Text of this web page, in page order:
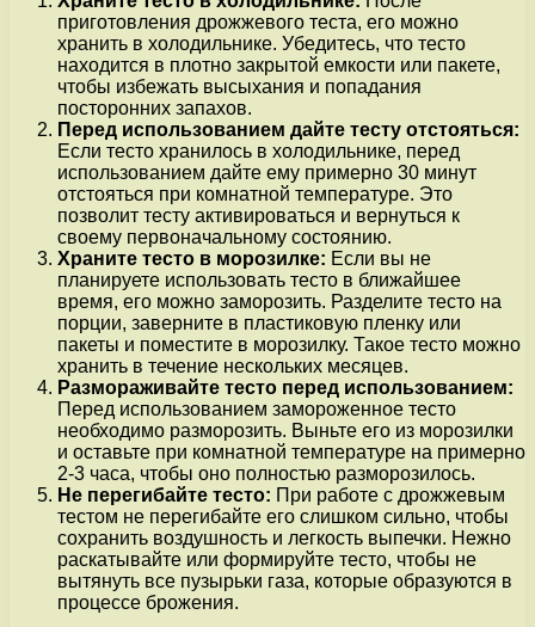
приготовления дрожжевого теста, его можно
хранить в холодильнике. Убедитесь, что тесто
находится в плотно закрытой емкости или пакете,
чтобы избежать высыхания и попадания
посторонних запахов.
Перед использованием дайте тесту отстояться:
Если тесто хранилось в холодильнике, перед
использованием дайте ему примерно 30 минут
отстояться при комнатной температуре. Это
позволит тесту активироваться и вернуться к
своему первоначальному состоянию.
Храните тесто в морозилке: Если вы не
планируете использовать тесто в ближайшее
время, его можно заморозить. Разделите тесто на
порции, заверните в пластиковую пленку или
пакеты и поместите в морозилку. Такое тесто можно
хранить в течение нескольких месяцев.
Размораживайте тесто перед использованием:
Перед использованием замороженное тесто
необходимо разморозить. Выньте его из морозилки
и оставьте при комнатной температуре на примерно
2-3 часа, чтобы оно полностью разморозилось.
Не перегибайте тесто: При работе с дрожжевым
тестом не перегибайте его слишком сильно, чтобы
сохранить воздушность и легкость выпечки. Нежно
раскатывайте или формируйте тесто, чтобы не
вытянуть все пузырьки газа, которые образуются в
процессе брожения.